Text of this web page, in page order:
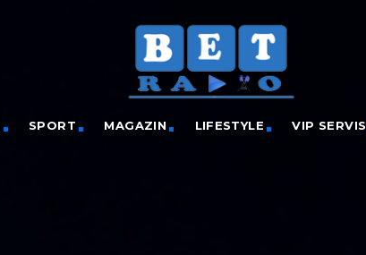
SPORT MAGAZIN LIFESTYLE VIP SERVIS